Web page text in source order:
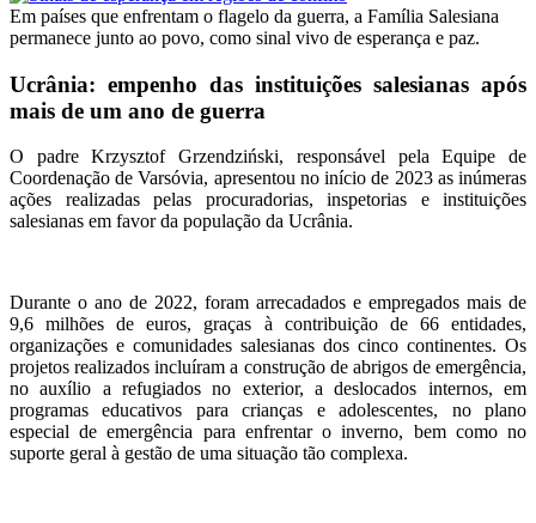
Em países que enfrentam o flagelo da guerra, a Família Salesiana
permanece junto ao povo, como sinal vivo de esperança e paz.
Ucrânia: empenho das instituições salesianas após
mais de um ano de guerra
O padre Krzysztof Grzendziński, responsável pela Equipe de
Coordenação de Varsóvia, apresentou no início de 2023 as inúmeras
ações realizadas pelas procuradorias, inspetorias e instituições
salesianas em favor da população da Ucrânia.
Durante o ano de 2022, foram arrecadados e empregados mais de
9,6 milhões de euros, graças à contribuição de 66 entidades,
organizações e comunidades salesianas dos cinco continentes. Os
projetos realizados incluíram a construção de abrigos de emergência,
no auxílio a refugiados no exterior, a deslocados internos, em
programas educativos para crianças e adolescentes, no plano
especial de emergência para enfrentar o inverno, bem como no
suporte geral à gestão de uma situação tão complexa.